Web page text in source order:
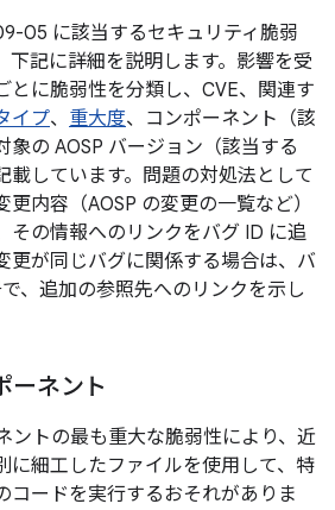
05 に該当するセキュリティ脆弱
下記に詳細を説明します。影響を受
とに脆弱性を分類し、CVE、関連す
イプ、 重大度、コンポーネント（該
象の AOSP バージョン（該当する
載しています。問題の対処法として
内容（AOSP の変更の一覧など）
その情報へのリンクをバグ ID に追
更が同じバグに関係する場合は、バ
、追加の参照先へのリンクを示し
ーネント
ントの最も重大な脆弱性により、近
に細工したファイルを使用して、特
コードを実行するおそれがありま